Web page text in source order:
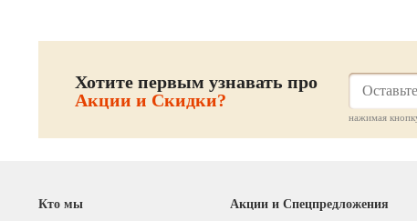
Хотите первым узнавать про
Акции и Скидки?
нажимая
Кто мы Акции и Спецпредложения